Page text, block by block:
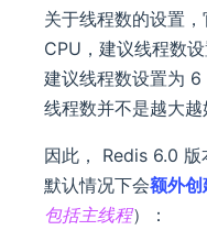
关于线程数的设置
CPU，建议线程数
建议线程数设置为 6
线程数并不是越大越
因此， Redis 6.0 版
默认情况下会额外
包括主线程）：